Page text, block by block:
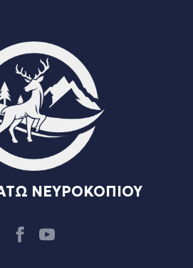
ΝΕΥΡΟΚΟΠΙΟΥ